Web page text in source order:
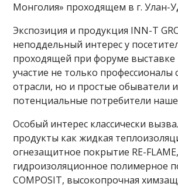
Монголия» проходящем в г. Улан-
Экспозиция и продукция INN-T
неподдельный интерес у
проходящей при форуме
участие не только профессионалы
отрасли, но и простые обыватели и
потенциальные потребители
Особый интерес классически
продукты как жидкая
огнезащитное покрытие RE-FLAME,
гидроизоляционное полимерное
COMPOSIT, высокопрочная